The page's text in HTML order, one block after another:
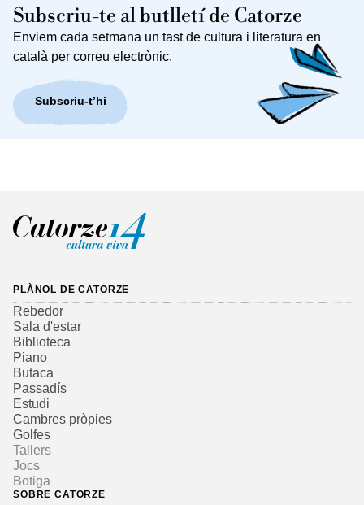
Subscriu-te al butlletí de Catorze
Enviem cada setmana un tast de cultura i literatura en
català per correu electrònic.
Subscriu-t’hi
PLÀNOL DE CATORZE
Rebedor
Sala d'estar
Biblioteca
Piano
Butaca
Passadís
Estudi
Cambres pròpies
Golfes
Tallers
Jocs
Botiga
SOBRE CATORZE